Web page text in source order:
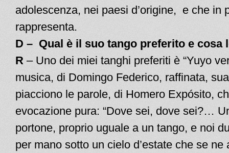
adolescenza, nei paesi d’origine, e che in
rappresenta.
D – Qual è il suo tango preferito e cosa
R – Uno dei miei tanghi preferiti è “Yuyo
musica, di Domingo Federico, raffinata,
piacciono le parole, di Homero Expósito,
evocazione pura: “Dove sei, dove sei?…
portone, proprio uguale a un tango, e noi
per mano sotto un cielo d’estate che se ne